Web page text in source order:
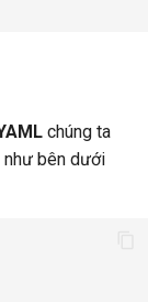
chúng ta
như bên dưới